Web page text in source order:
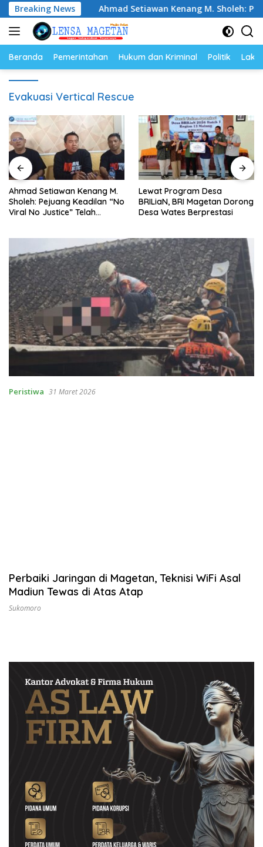
Langsung
ke
konten
Breaking News
Ikan Ahmad Setiawan Kenang M. Sholeh: Pejuang
Beranda Pemerintahan Hukum dan Kriminal Politik
Evakuasi Vertical Rescue
Ahmad Setiawan Kenang M.
Sholeh: Pejuang Keadilan “No
Viral No Justice” Telah
Lewat Program Desa
BRILiaN, BRI Magetan Dorong
Desa Wates Berprestasi
Peristiwa 31 Maret 2026
Perbaiki Jaringan di Magetan, Teknisi WiFi Asal
Madiun Tewas di Atas Atap
Sukomoro